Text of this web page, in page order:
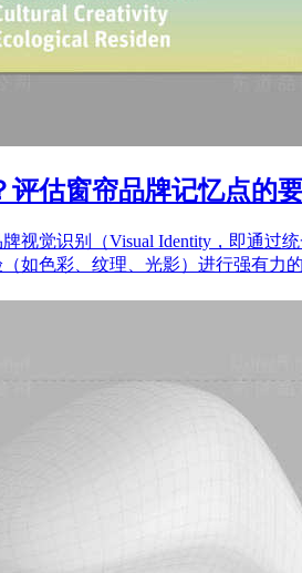
估窗帘品牌记忆点的
视觉识别（Visual Identity，即通
如色彩、纹理、光影）进行强有力